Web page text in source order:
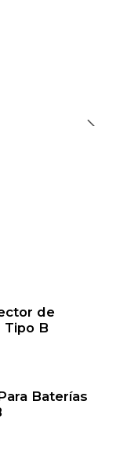
de
Tipo B
Baterías